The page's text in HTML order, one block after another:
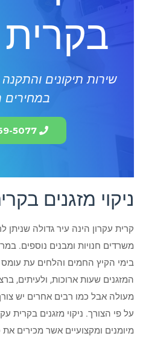
בקרית
שירות תיקונים
במחירים
5077
ניקוי מזגנים
קרית עקרון הינה עיר גדולה שניתן
משרדים חנויות ומבנים נוספים.
בימי הקיץ החמים והלחים עת
המזגנים שעות ארוכות, ולעיתים,
מעולה אבל כמו רבים אחרים יש
על פי הצורך. ניקוי מזגנים בקרית
מיומנים ומקצועיים אשר מכירים